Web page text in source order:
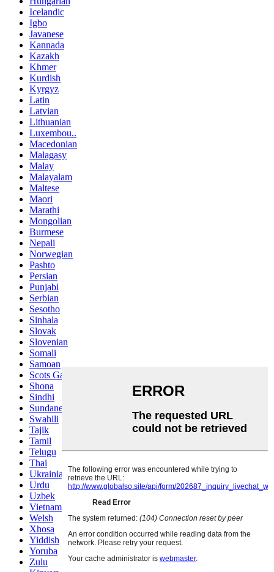
Icelandic
Igbo
Javanese
Kannada
Kazakh
Khmer
Kurdish
Kyrgyz
Latin
Latvian
Lithuanian
Luxembou..
Macedonian
Malagasy
Malay
Malayalam
Maltese
Maori
Marathi
Mongolian
Burmese
Nepali
Norwegian
Pashto
Persian
Punjabi
Serbian
Sesotho
Sinhala
Slovak
Slovenian
Somali
Samoan
Scots Gaelic
Shona
Sindhi
Sundanese
Swahili
Tajik
Tamil
Telugu
Thai
Ukrainian
Urdu
Uzbek
Vietnamese
Welsh
Xhosa
Yiddish
Yoruba
Zulu